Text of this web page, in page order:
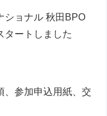
ショナル 秋田BPO
タートしました
、参加申込用紙、交